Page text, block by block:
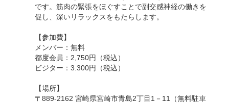
です。筋肉の緊張をほぐすことで副交感神経の働きを
促し、深いリラックスをもたらします。
【参加費】
メンバー：無料
都度会員：2,750円（税込）
ビジター：3.300円（税込）
【場所】
〒889-2162 宮崎県宮崎市青島2丁目1－11（無料駐車